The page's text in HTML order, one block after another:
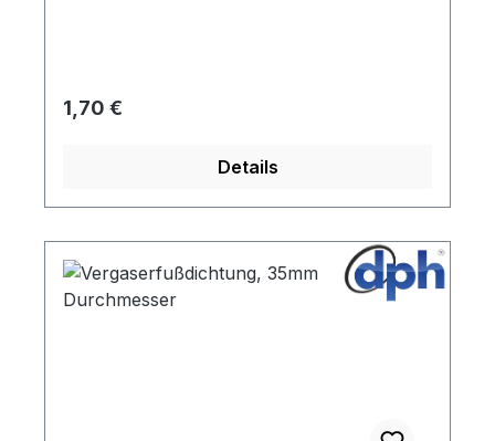
Regulärer Preis:
1,70 €
Details